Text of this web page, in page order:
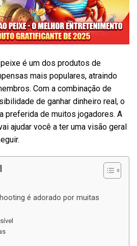
é um dos produtos de
mais populares, atraindo
Com a combinação de
de ganhar dinheiro real, o
preferida de muitos jogadores. A
ajudar você a ter uma visão geral
é adorado por muitas